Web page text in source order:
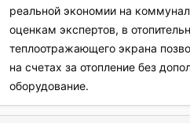
реальной экономии на
оценкам экспертов, в
теплоотражающего экрана
на счетах за отопление без
оборудование.